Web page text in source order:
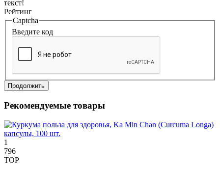
текст!
Рейтинг
Captcha
Введите код
Продолжить
Рекомендуемые товары
1
796
TOP